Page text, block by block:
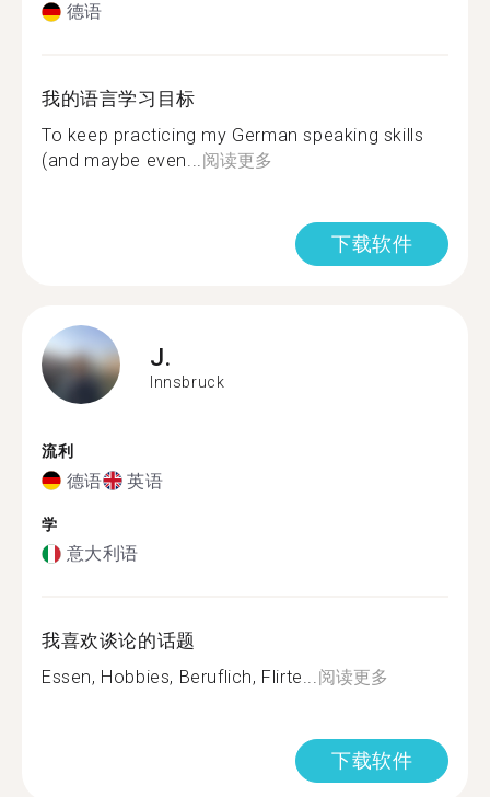
德语
我的语言学习目标
To keep practicing my German speaking skills
(and maybe even...阅读更多
下载软件
J.
Innsbruck
流利
德语 英语
学
意大利语
我喜欢谈论的话题
Essen, Hobbies, Beruflich, Flirte...阅读更多
下载软件